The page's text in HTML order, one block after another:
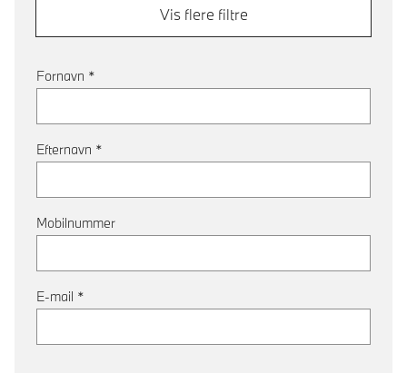
Vis flere filtre
Fornavn *
Efternavn *
Mobilnummer
E-mail *